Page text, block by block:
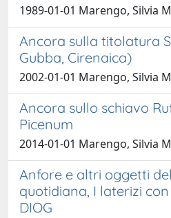
1989-01-01 Marengo, Silvia
Ancora sulla titolatura
Gubba, Cirenaica)
2002-01-01 Marengo, Silvia
Ancora sullo schiavo
Picenum
2014-01-01 Marengo, Silvia
Anfore e altri oggetti
quotidiana, I laterizi con
DIOG